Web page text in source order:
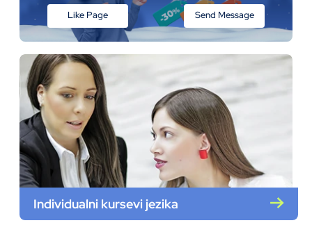
Like Page Send Message
Individualni kursevi jezika